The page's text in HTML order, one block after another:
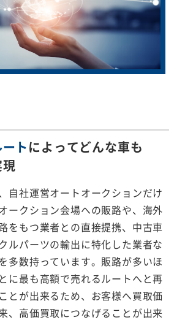
トによってどんな車も
自社運営オートオークションだけ
ークション会場への販路や、海外
をもつ業者との直接提携、中古車
ルパーツの輸出に特化した業者な
多数持っています。販路が多いほ
に最も高額で売れるルートへと再
とが出来るため、お客様へ買取価
、高価買取につなげることが出来